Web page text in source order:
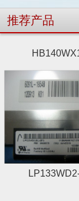
推荐产品